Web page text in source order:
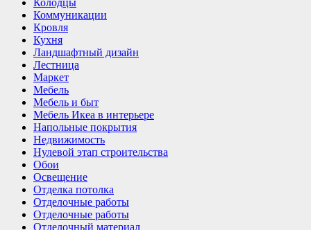
Коммуникации
Кровля
Кухня
Ландшафтный дизайн
Лестница
Маркет
Мебель
Мебель и быт
Мебель Икеа в интерьере
Напольные покрытия
Недвижимость
Нулевой этап строительства
Обои
Освещение
Отделка потолка
Отделочные работы
Отделочные работы
Отделочный материал